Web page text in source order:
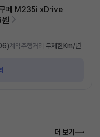
페 M235i xDrive
계약주행거리 무제한Km/년
더 보기